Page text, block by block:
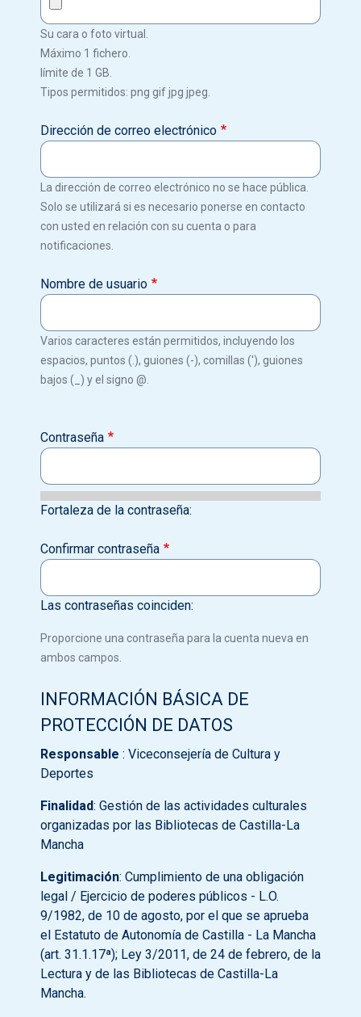
Su cara o foto virtual.
Máximo 1 fichero.
límite de 1 GB.
Tipos permitidos: png gif jpg jpeg.
Dirección de correo electrónico
La dirección de correo electrónico no se hace pública.
Solo se utilizará si es necesario ponerse en contacto
con usted en relación con su cuenta o para
notificaciones.
Nombre de usuario
Varios caracteres están permitidos, incluyendo los
espacios, puntos (.), guiones (-), comillas ('), guiones
bajos (_) y el signo @.
Contraseña
Fortaleza de la contraseña:
Confirmar contraseña
Las contraseñas coinciden:
Proporcione una contraseña para la cuenta nueva en
ambos campos.
INFORMACIÓN BÁSICA DE
PROTECCIÓN DE DATOS
Responsable : Viceconsejería de Cultura y
Deportes
Finalidad: Gestión de las actividades culturales
organizadas por las Bibliotecas de Castilla-La
Mancha
Legitimación: Cumplimiento de una obligación
legal / Ejercicio de poderes públicos - L.O.
9/1982, de 10 de agosto, por el que se aprueba
el Estatuto de Autonomía de Castilla - La Mancha
(art. 31.1.17ª); Ley 3/2011, de 24 de febrero, de la
Lectura y de las Bibliotecas de Castilla-La
Mancha.